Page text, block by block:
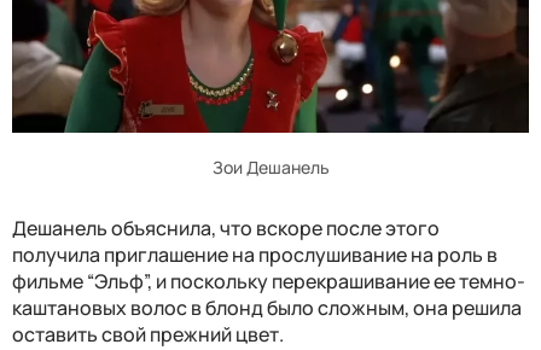
Зои Дешанель
Дешанель объяснила, что вскоре после этого
получила приглашение на прослушивание на роль в
фильме “Эльф”, и поскольку перекрашивание ее темно-
каштановых волос в блонд было сложным, она решила
оставить свой прежний цвет.